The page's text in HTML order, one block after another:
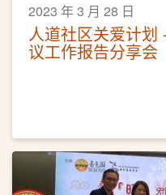
2023 年 3 月 28 日
人道社区关爱计划
议工作报告分享会